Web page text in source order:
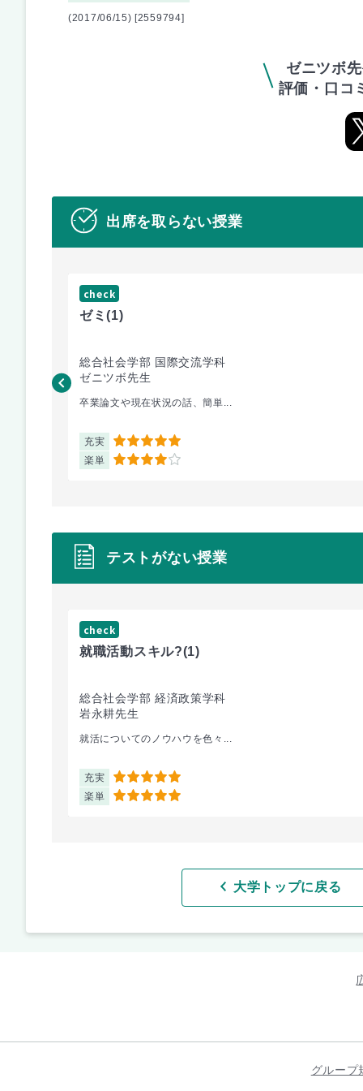
(2017/06/15) [2559794]
ゼニツボ
評価・口コ
出席を取らない授業
check
ゼミ(1)
総合社会学部 国際交流学科
ゼニツボ先生
卒業論文や現在状況の話、簡単...
充実 5
楽単 4
テストがない授業
check
就職活動スキル?(1)
総合社会学部 経済政策学科
岩永耕先生
就活についてのノウハウを色々...
充実 5
楽単 5
大学トップに戻る
グループ